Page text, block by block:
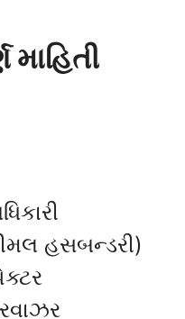
હસબન્ડરી)